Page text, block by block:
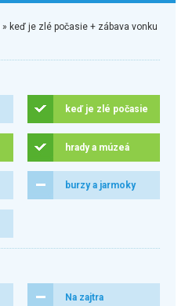
» keď je zlé počasie + zábava vonku
keď je zlé počasie
hrady a múzeá
burzy a jarmoky
Na zajtra